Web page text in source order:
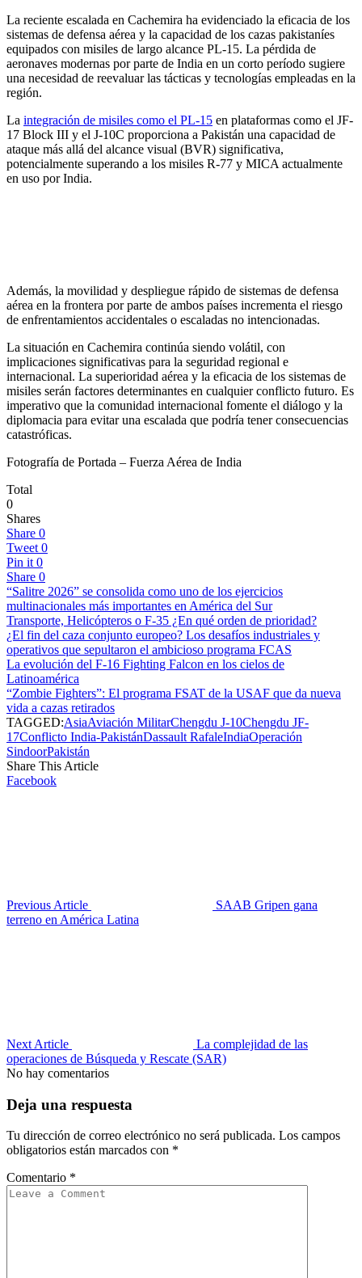
La reciente escalada en Cachemira ha evidenciado la eficacia de los
sistemas de defensa aérea y la capacidad de los cazas pakistaníes
equipados con misiles de largo alcance PL-15. La pérdida de
aeronaves modernas por parte de India en un corto período sugiere
una necesidad de reevaluar las tácticas y tecnologías empleadas en la
región.
La integración de misiles como el PL-15 en plataformas como el JF-
17 Block III y el J-10C proporciona a Pakistán una capacidad de
ataque más allá del alcance visual (BVR) significativa,
potencialmente superando a los misiles R-77 y MICA actualmente
en uso por India.
Además, la movilidad y despliegue rápido de sistemas de defensa
aérea en la frontera por parte de ambos países incrementa el riesgo
de enfrentamientos accidentales o escaladas no intencionadas.
La situación en Cachemira continúa siendo volátil, con
implicaciones significativas para la seguridad regional e
internacional. La superioridad aérea y la eficacia de los sistemas de
misiles serán factores determinantes en cualquier conflicto futuro. Es
imperativo que la comunidad internacional fomente el diálogo y la
diplomacia para evitar una escalada que podría tener consecuencias
catastróficas.
Fotografía de Portada – Fuerza Aérea de India
Total
0
Shares
Share 0
Tweet 0
Pin it 0
Share 0
“Salitre 2026” se consolida como uno de los ejercicios
multinacionales más importantes en América del Sur
Transporte, Helicópteros o F-35 ¿En qué orden de prioridad?
¿El fin del caza conjunto europeo? Los desafíos industriales y
operativos que sepultaron el ambicioso programa FCAS
La evolución del F-16 Fighting Falcon en los cielos de
Latinoamérica
“Zombie Fighters”: El programa FSAT de la USAF que da nueva
vida a cazas retirados
TAGGED:AsiaAviación MilitarChengdu J-10Chengdu JF-
17Conflicto India-PakistánDassault RafaleIndiaOperación
SindoorPakistán
Share This Article
Facebook
Previous Article
SAAB Gripen gana
terreno en América Latina
Next Article
La complejidad de las
operaciones de Búsqueda y Rescate (SAR)
No hay comentarios
Deja una respuesta
Tu dirección de correo electrónico no será publicada. Los campos
obligatorios están marcados con *
Comentario *